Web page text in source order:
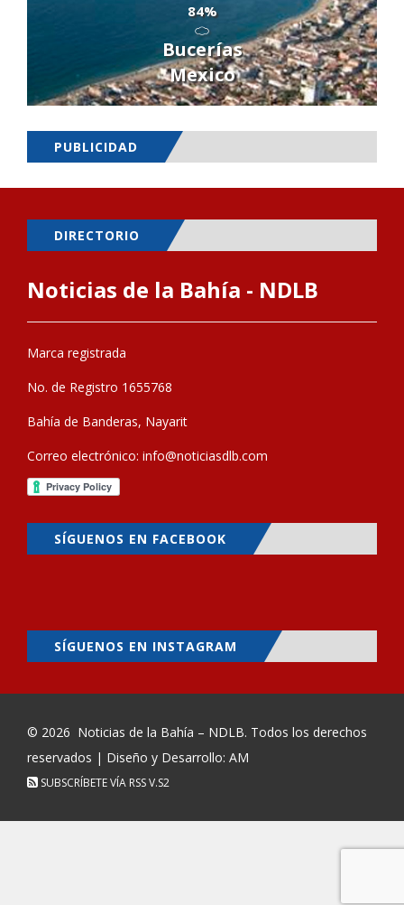
84%
Bucerías
Mexico
PUBLICIDAD
DIRECTORIO
Noticias de la Bahía - NDLB
Marca registrada
No. de Registro 1655768
Bahía de Banderas, Nayarit
Correo electrónico: info@noticiasdlb.com
SÍGUENOS EN FACEBOOK
SÍGUENOS EN INSTAGRAM
© 2026 Noticias de la Bahía – NDLB. Todos los derechos
reservados | Diseño y Desarrollo: AM
SUBSCRÍBETE VÍA RSSV.S2